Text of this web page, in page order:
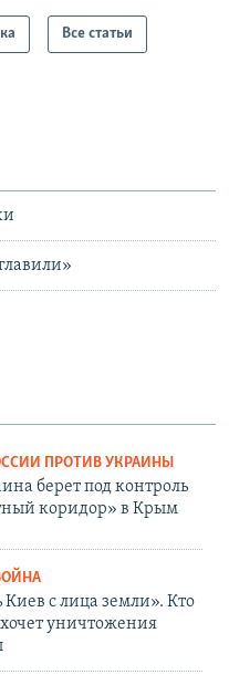
Все статьи
ПРОТИВ УКРАИНЫ
берет под контроль
коридор» в Крым
Киев с лица земли». Кто
уничтожения